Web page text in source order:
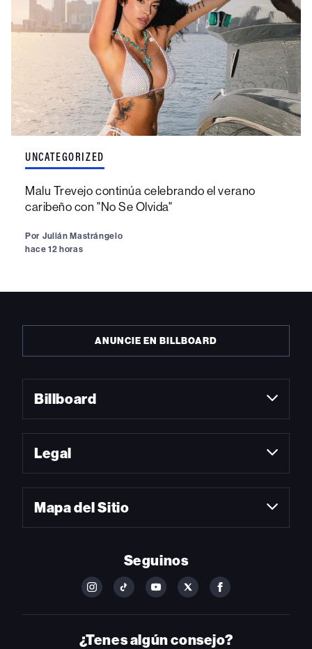
UNCATEGORIZED
Malu Trevejo continúa celebrando el verano
caribeño con "No Se Olvida"
Por Julián Mastrángelo
hace 12 horas
ANUNCIE EN BILLBOARD
Billboard
Legal
Mapa del Sitio
Seguinos
FOLLOW
ON
INSTAGRAM
FOLLOW
ON
YOUTUBE
FOLLOW
ON
YOUTUBE
FOLLOW
ON
FOLLOW
ON
FACEBOOK
¿Tenes algún consejo?